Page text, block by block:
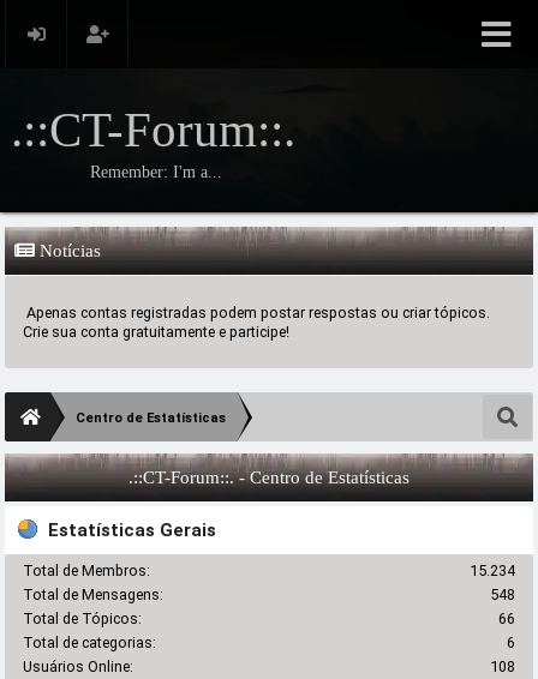
.::CT-Forum::.
Remember: I'm a...
Notícias
Apenas contas registradas podem postar respostas ou criar tópicos.
Crie sua conta gratuitamente e participe!
Centro de Estatísticas
.::CT-Forum::. - Centro de Estatísticas
Estatísticas Gerais
Total de Membros:
15.234
Total de Mensagens:
548
Total de Tópicos:
66
Total de categorias:
6
Usuários Online:
108